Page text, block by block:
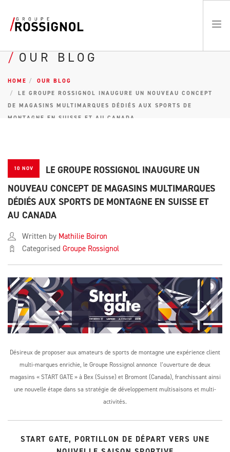
LE GROUPE
ATHLÈTES
EN
OUR BLOG
HOME
OUR BLOG
LE GROUPE ROSSIGNOL INAUGURE UN NOUVEAU CONCEPT
DE MAGASINS MULTIMARQUES DÉDIÉS AUX SPORTS DE
MONTAGNE EN SUISSE ET AU CANADA
10 NOV
LE GROUPE ROSSIGNOL INAUGURE UN
NOUVEAU CONCEPT DE MAGASINS MULTIMARQUES
DÉDIÉS AUX SPORTS DE MONTAGNE EN SUISSE ET
AU CANADA
Written by Mathilie Boiron
Categorised Groupe Rossignol
Désireux de proposer aux amateurs de sports de montagne une expérience client
multi-marques enrichie, le Groupe Rossignol annonce l’ouverture de deux
magasins « START GATE » à Bex (Suisse) et Bromont (Canada), franchissant ainsi
une nouvelle étape dans sa stratégie de développement multisaisons et multi-
activités.
START GATE, PORTILLON DE DÉPART VERS UNE